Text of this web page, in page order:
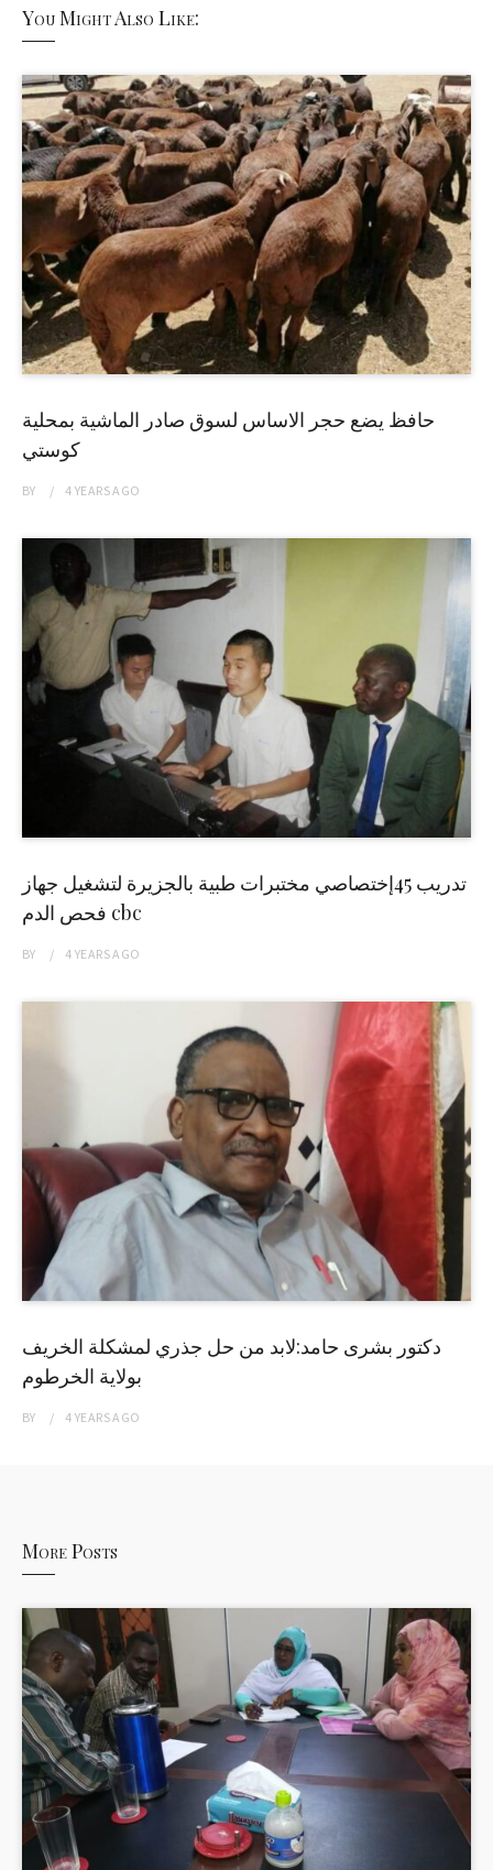
You Might Also Like:
حافظ يضع حجر الاساس لسوق صادر الماشية بمحلية
كوستي
BY 4 YEARSAGO
تدريب 45إختصاصي مختبرات طبية بالجزيرة لتشغيل جهاز
فحص الدم cbc
BY 4 YEARSAGO
دكتور بشرى حامد:لابد من حل جذري لمشكلة الخريف
بولاية الخرطوم
BY 4 YEARSAGO
More Posts